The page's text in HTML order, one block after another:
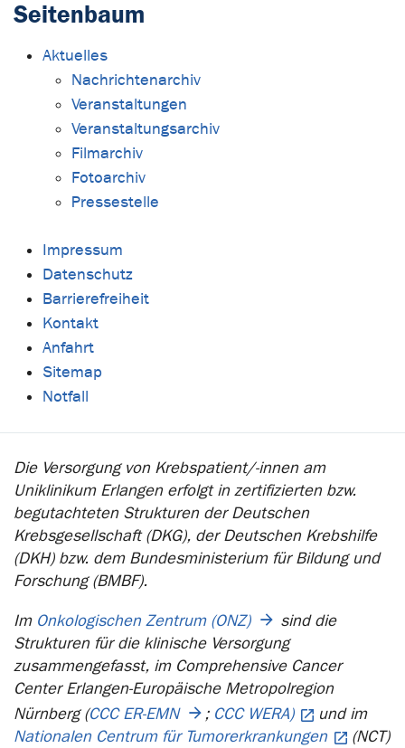
Seitenbaum
Aktuelles
Nachrichtenarchiv
Veranstaltungen
Veranstaltungsarchiv
Filmarchiv
Fotoarchiv
Pressestelle
Impressum
Datenschutz
Barrierefreiheit
Kontakt
Anfahrt
Sitemap
Notfall
Die Versorgung von Krebspatient/-innen am
Uniklinikum Erlangen erfolgt in zertifizierten bzw.
begutachteten Strukturen der Deutschen
Krebsgesellschaft (DKG), der Deutschen Krebshilfe
(DKH) bzw. dem Bundesministerium für Bildung und
Forschung (BMBF).
Im Onkologischen Zentrum (ONZ)
sind die
Strukturen für die klinische Versorgung
zusammengefasst, im Comprehensive Cancer
Center Erlangen-Europäische Metropolregion
Nürnberg (CCC ER-EMN ; CCC WERA)
und im
Nationalen Centrum für Tumorerkrankungen
(NCT)